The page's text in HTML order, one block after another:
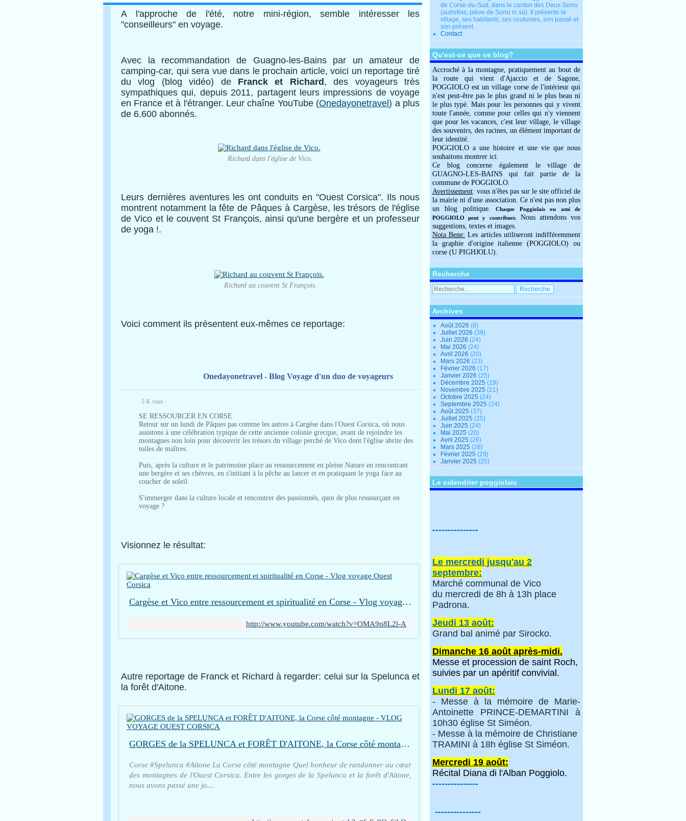
A l'approche de l'été, notre mini-région, semble intéresser les
"conseilleurs" en voyage.
Avec la recommandation de Guagno-les-Bains par un amateur de
camping-car, qui sera vue dans le prochain article, voici un reportage tiré
du vlog (blog vidéo) de Franck et Richard , des voyageurs très
sympathiques qui, depuis 2011, partagent leurs impressions de voyage
en France et à l'étranger. Leur chaîne YouTube (Onedayonetravel) a plus
de 6.600 abonnés.
Richard dans l'église de Vico.
Leurs dernières aventures les ont conduits en "Ouest Corsica". Ils nous
montrent notamment la fête de Pâques à Cargèse, les trésors de l'église
de Vico et le couvent St François, ainsi qu'une bergère et un professeur
de yoga !.
Richard au couvent St François.
Voici comment ils présentent eux-mêmes ce reportage:
Onedayonetravel - Blog Voyage d'un duo de voyageurs
5 K vues ·
SE RESSOURCER EN CORSE
Retour sur un lundi de Pâques pas comme les autres à Cargèse dans l'Ouest Corsica, où nous
assistons à une célébration typique de cette ancienne colonie grecque, avant de rejoindre les
montagnes non loin pour découvrir les trésors du village perché de Vico dont l'église abrite des
toiles de maîtres.
Puis, après la culture et le patrimoine place au ressourcement en pleine Nature en rencontrant
une bergère et ses chèvres, en s'initiant à la pêche au lancer et en pratiquant le yoga face au
coucher de soleil.
S'immerger dans la culture locale et rencontrer des passionnés, quoi de plus ressourçant en
voyage ?
Visionnez le résultat:
Cargèse et Vico entre ressourcement et spiritualité en Corse - Vlog voyage Ouest Corsica
http://www.youtube.com/watch?v=OMA9n8L2l-A
Autre reportage de Franck et Richard à regarder: celui sur la Spelunca et
la forêt d'Aitone.
GORGES de la SPELUNCA et FORÊT D'AITONE, la Corse côté montagne - VLOG VOYAGE OUEST CORSICA
Corse #Spelunca #Aitone La Corse côté montagne Quel bonheur de randonner au cœur
des montagnes de l'Ouest Corsica. Entre les gorges de la Spelunca et la forêt d'Aitone,
nous avons passé une jo...
de Corse-du-Sud, dans le canton des Deux-Sorru
(autrefois, piève de Sorru in sù). Il présente le
village, ses habitants, ses coutumes, son passé et
son présent.
Contact
Qu'est-ce que ce blog?
Accroché à la montagne, pratiquement au bout de
la route qui vient d'Ajaccio et de Sagone,
POGGIOLO est un village corse de l'intérieur qui
n'est peut-être pas le plus grand ni le plus beau ni
le plus typé. Mais pour les personnes qui y vivent
toute l'année, comme pour celles qui n'y viennent
que pour les vacances, c'est leur village, le village
des souvenirs, des racines, un élément important de
leur identité.
POGGIOLO a une histoire et une vie que nous
souhaitons montrer ici.
Ce blog concerne également le village de
GUAGNO-LES-BAINS qui fait partie de la
commune de POGGIOLO.
Avertissement: vous n'êtes pas sur le site officiel de
la mairie ni d'une association. Ce n'est pas non plus
un blog politique.Chaque Poggiolais ou ami de
POGGIOLO peut y contribuer.Nous attendons vos
suggestions, textes et images.
Nota Bene: Les articles utiliseront indifféremment
la graphie d'origine italienne (POGGIOLO) ou
corse (U PIGHJOLU).
Recherche
Archives
Août 2026 (8)
Juillet 2026 (39)
Juin 2026 (24)
Mai 2026 (24)
Avril 2026 (20)
Mars 2026 (23)
Février 2026 (17)
Janvier 2026 (25)
Décembre 2025 (19)
Novembre 2025 (21)
Octobre 2025 (24)
Septembre 2025 (24)
Août 2025 (37)
Juillet 2025 (25)
Juin 2025 (24)
Mai 2025 (20)
Avril 2025 (26)
Mars 2025 (28)
Février 2025 (29)
Janvier 2025 (25)
Le calendrier poggiolais
---------------
Le mercredi jusqu'au 2
septembre:
Marché communal de Vico
du mercredi de 8h à 13h place
Padrona.
Jeudi 13 août:
Grand bal animé par Sirocko.
Dimanche 16 août après-midi.
Messe et procession de saint Roch,
suivies par un apéritif convivial.
Lundi 17 août:
- Messe à la mémoire de Marie-
Antoinette PRINCE-DEMARTINI à
10h30 église St Siméon.
- Messe à la mémoire de Christiane
TRAMINI à 18h église St Siméon.
Mercredi 19 août:
Récital Diana di l'Alban Poggiolo.
---------------
---------------